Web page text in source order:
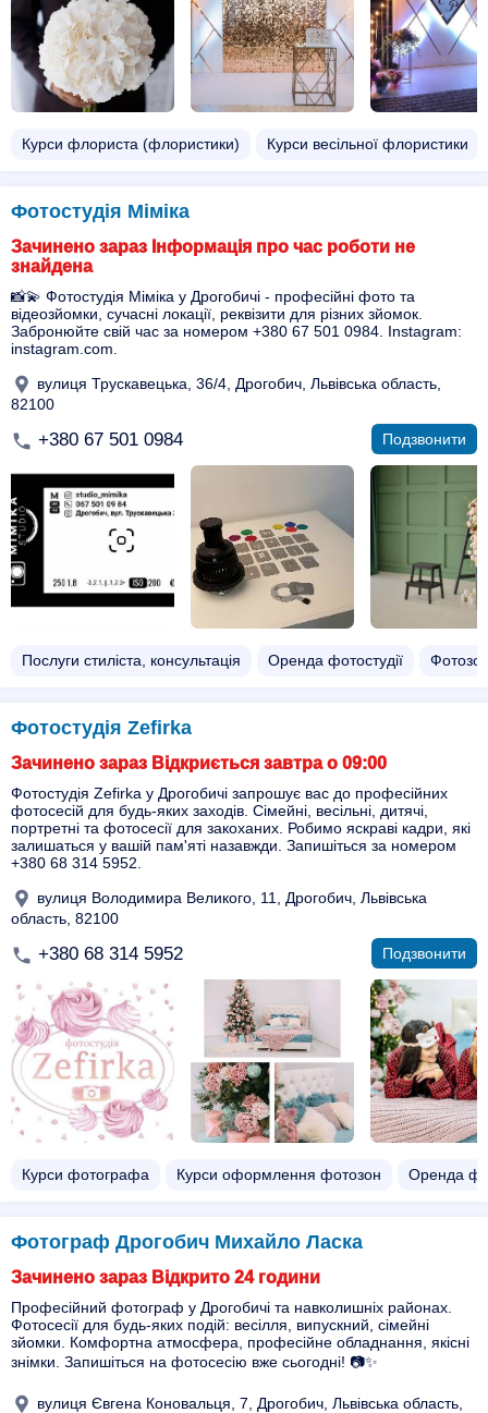
Курси флориста (флористики) Курси весільної флористики
Фотостудія Міміка
Зачинено зараз Інформація про час роботи не
знайдена
📸💫 Фотостудія Міміка у Дрогобичі - професійні фото та
відеозйомки, сучасні локації, реквізити для різних зйомок.
Забронюйте свій час за номером +380 67 501 0984. Instagram:
instagram.com.
вулиця Трускавецька, 36/4, Дрогобич, Львівська область,
82100
+380 67 501 0984 Подзвонити
Послуги стиліста, консультація Оренда фотостудії
Фотостудія Zefirka
Зачинено зараз Відкриється завтра о 09:00
Фотостудія Zefirka у Дрогобичі запрошує вас до професійних
фотосесій для будь-яких заходів. Сімейні, весільні, дитячі,
портретні та фотосесії для закоханих. Робимо яскраві кадри, які
залишаться у вашій пам'яті назавжди. Запишіться за номером
+380 68 314 5952.
вулиця Володимира Великого, 11, Дрогобич, Львівська
область, 82100
+380 68 314 5952 Подзвонити
Курси фотографа Курси оформлення фотозон Оренда
Фотограф Дрогобич Михайло Ласка
Зачинено зараз Відкрито 24 години
Професійний фотограф у Дрогобичі та навколишніх районах.
Фотосесії для будь-яких подій: весілля, випускний, сімейні
зйомки. Комфортна атмосфера, професійне обладнання, якісні
знімки. Запишіться на фотосесію вже сьогодні! 📷✨
вулиця Євгена Коновальця, 7, Дрогобич, Львівська область,